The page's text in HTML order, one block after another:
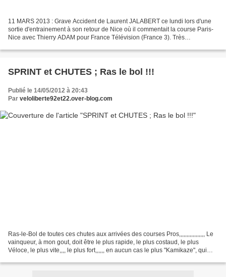
11 MARS 2013 : Grave Accident de Laurent JALABERT ce lundi lors d'une
sortie d'entrainement à son retour de Nice où il commentait la course Paris-
Nice avec Thierry ADAM pour France Télévision (France 3). Très
SPRINT et CHUTES ; Ras le bol !!!
Publié le 14/05/2012 à 20:43
Par veloliberte92et22.over-blog.com
Ras-le-Bol de toutes ces chutes aux arrivées des courses Pros,,,,,,,,,,,,,,,,, Le
vainqueur, à mon gout, doit être le plus rapide, le plus costaud, le plus
Véloce, le plus vite,,,, le plus fort,,,,,, en aucun cas le plus "Kamikaze", qui